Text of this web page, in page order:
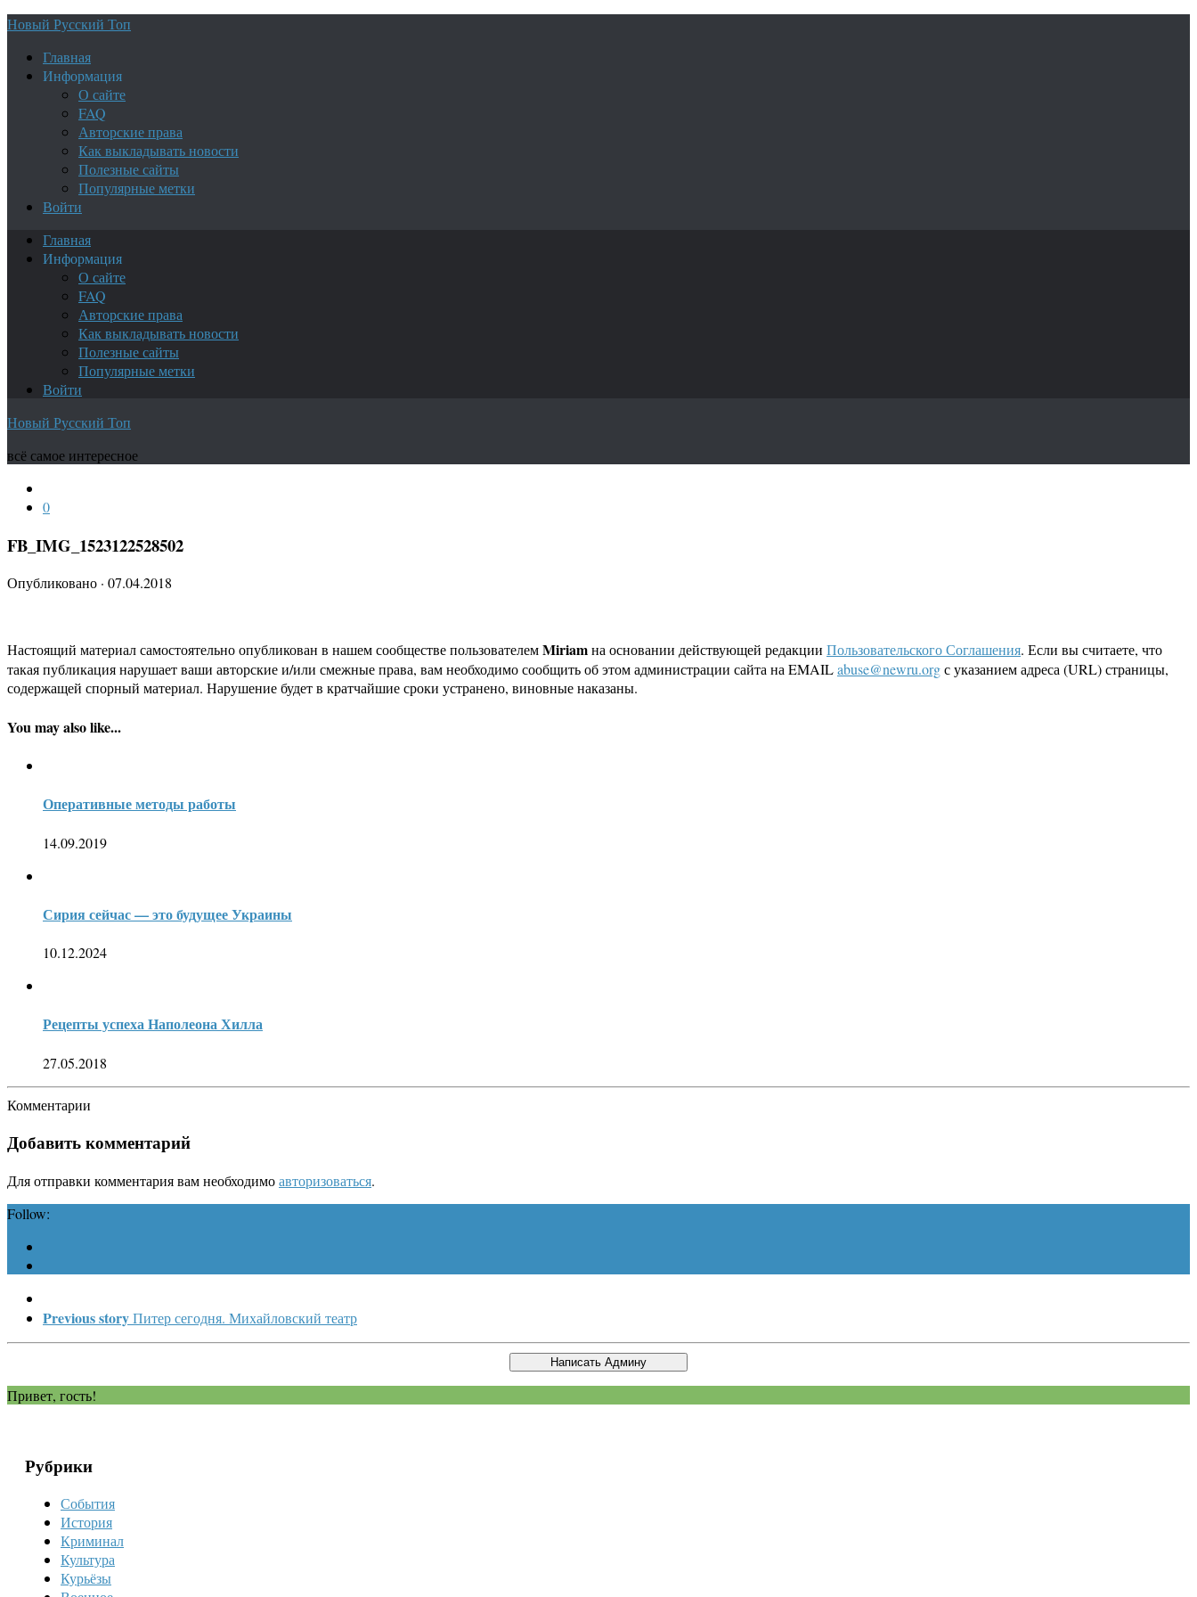
Новый Русский Топ
Главная
Информация
О сайте
FAQ
Авторские права
Как выкладывать новости
Полезные сайты
Популярные метки
Войти
Главная
Информация
О сайте
FAQ
Авторские права
Как выкладывать новости
Полезные сайты
Популярные метки
Войти
Новый Русский Топ
всё самое интересное
0
FB_IMG_1523122528502
Опубликовано · 07.04.2018
Настоящий материал самостоятельно опубликован в нашем сообществе пользователемMiriamна основании действующей редакции Пользовательского Соглашения. Если вы считаете, что
такая публикация нарушает ваши авторские и/или смежные права, вам необходимо сообщить об этом администрации сайта на EMAILabuse@newru.orgс указанием адреса (URL) страницы,
содержащей спорный материал. Нарушение будет в кратчайшие сроки устранено, виновные наказаны.
You may also like...
Оперативные методы работы
14.09.2019
Сирия сейчас — это будущее Украины
10.12.2024
Рецепты успеха Наполеона Хилла
27.05.2018
Комментарии
Добавить комментарий
Для отправки комментария вам необходимоавторизоваться.
Follow:
Previous storyПитер сегодня. Михайловский театр
Привет, гость!
Рубрики
События
История
Криминал
Культура
Курьёзы